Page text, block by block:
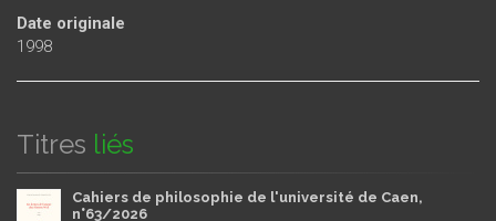
Date originale
1998
Titres liés
Cahiers de philosophie de l'université de Caen,
n°63/2026